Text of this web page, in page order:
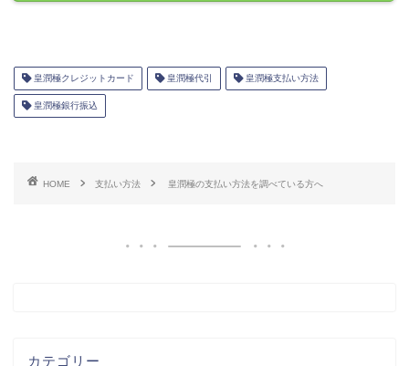
皇潤極クレジットカード 皇潤極代引 皇潤極支払い方法
皇潤極銀行振込
HOME 支払い方法 皇潤極の支払い方法を調べている方へ
カテゴリー